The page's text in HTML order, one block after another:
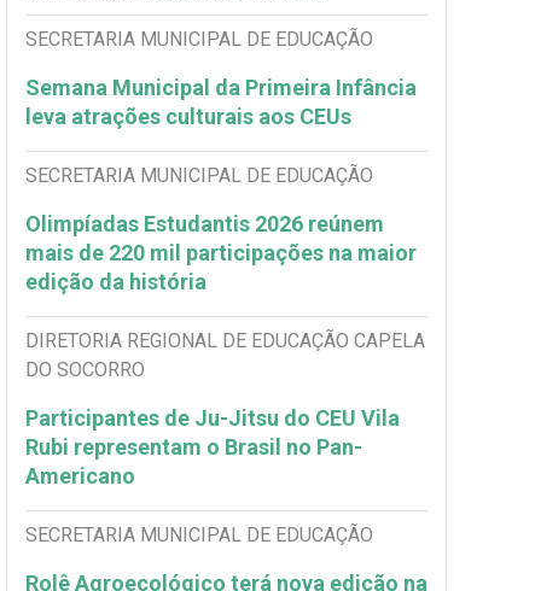
SECRETARIA MUNICIPAL DE EDUCAÇÃO
Semana Municipal da Primeira Infância
leva atrações culturais aos CEUs
SECRETARIA MUNICIPAL DE EDUCAÇÃO
Olimpíadas Estudantis 2026 reúnem
mais de 220 mil participações na maior
edição da história
DIRETORIA REGIONAL DE EDUCAÇÃO CAPELA
DO SOCORRO
Participantes de Ju-Jitsu do CEU Vila
Rubi representam o Brasil no Pan-
Americano
SECRETARIA MUNICIPAL DE EDUCAÇÃO
Rolê Agroecológico terá nova edição na